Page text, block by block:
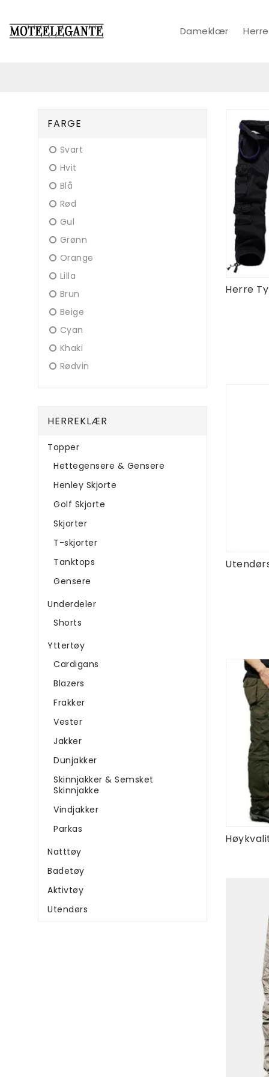
Dameklær
FARGE
Svart
Hvit
Blå
Rød
Gul
Grønn
Orange
Lilla
Brun
Beige
Cyan
Khaki
Rødvin
HERREKLÆR
Topper
Hettegensere & Gensere
Henley Skjorte
Golf Skjorte
Skjorter
T-skjorter
Tanktops
Gensere
Underdeler
Shorts
Yttertøy
Cardigans
Blazers
Frakker
Vester
Jakker
Dunjakker
Skinnjakker & Semsket
Skinnjakke
Vindjakker
Parkas
Natttøy
Badetøy
Aktivtøy
Utendørs